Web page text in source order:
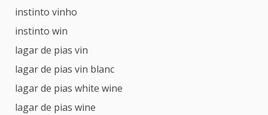
instinto vinho
instinto win
lagar de pias vin
lagar de pias vin blanc
lagar de pias white wine
lagar de pias wine